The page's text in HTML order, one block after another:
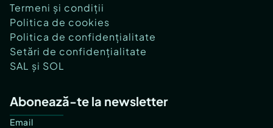
Termeni și condiții
Politica de cookies
Politica de confidențialitate
Setări de confidențialitate
SAL și SOL
Abonează-te la newsletter
Email